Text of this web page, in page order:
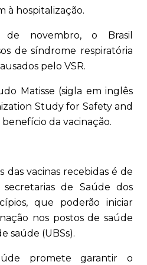
à hospitalização.
novembro, o Brasil
de síndrome respiratória
pelo VSR.
Matisse (sigla em inglês
Study for Safety and
da vacinação.
das vacinas recebidas é de
secretarias de Saúde dos
que poderão iniciar
nos postos de saúde
saúde (UBSs).
promete garantir o